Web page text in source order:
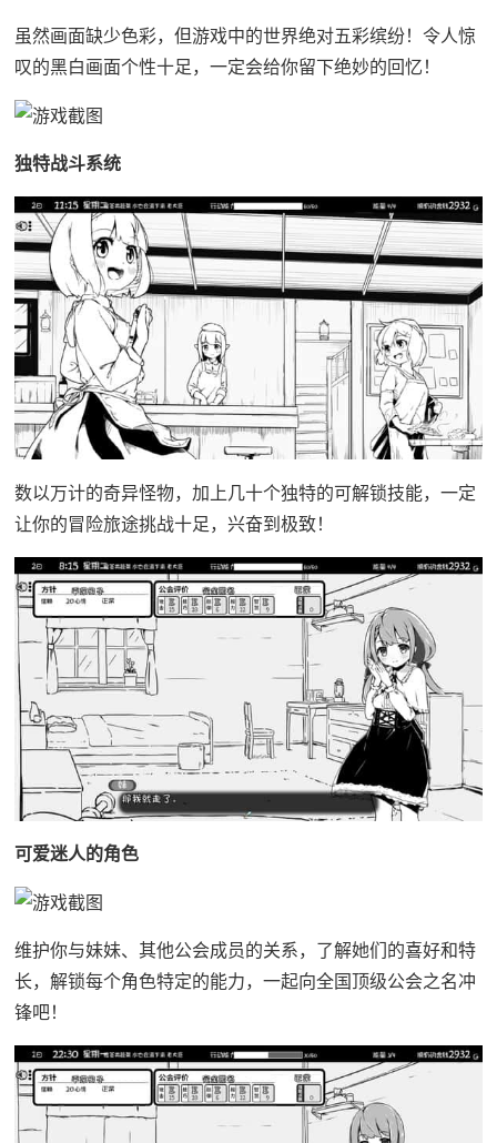
虽然画面缺少色彩，但游戏中的世界绝对五彩缤纷！令人惊
叹的黑白画面个性十足，一定会给你留下绝妙的回忆！
独特战斗系统
数以万计的奇异怪物，加上几十个独特的可解锁技能，一定
让你的冒险旅途挑战十足，兴奋到极致！
可爱迷人的角色
维护你与妹妹、其他公会成员的关系，了解她们的喜好和特
长，解锁每个角色特定的能力，一起向全国顶级公会之名冲
锋吧！